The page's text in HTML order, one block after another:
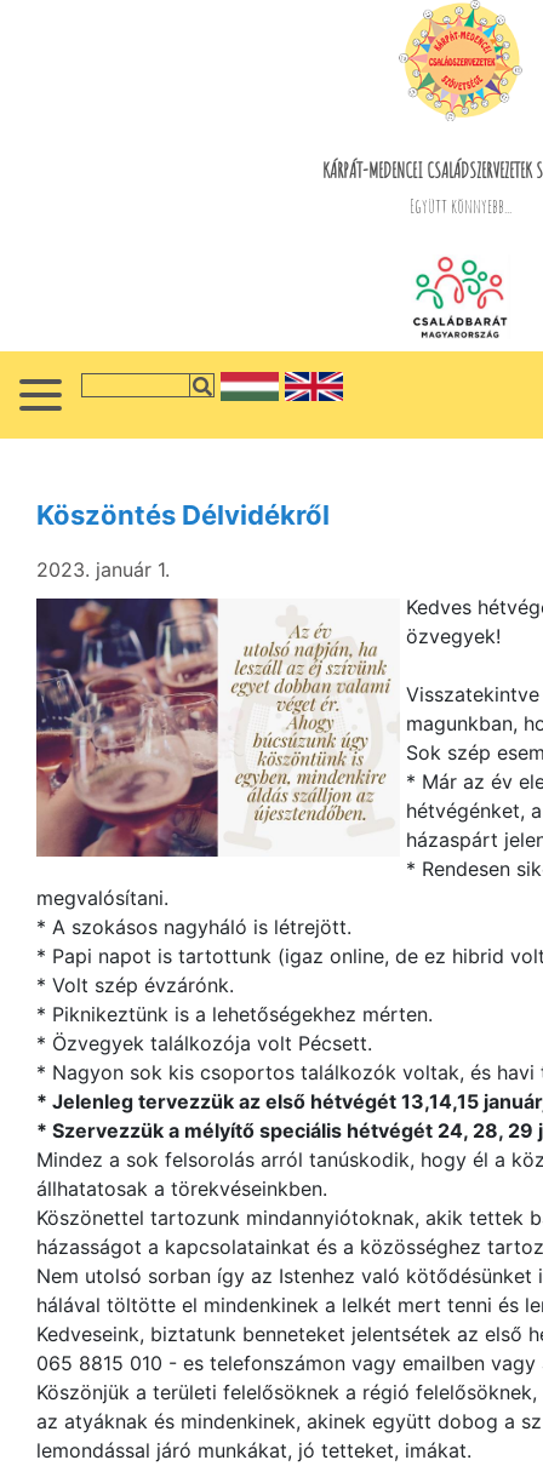
KÁRPÁT-MEDENCEI CSALÁDSZERVEZETEK
Együtt könnyebb...
Köszöntés Délvidékről
2023. január 1.
Kedves
özvegyek!
magunkban,
Sok szép
* Már az év
hétvégénket,
házaspárt
* Rendesen
megvalósítani.
* A szokásos nagyháló is létrejött.
* Papi napot is tartottunk (igaz online, de ez hibrid
* Volt szép évzárónk.
* Piknikeztünk is a lehetőségekhez mérten.
* Özvegyek találkozója volt Pécsett.
* Nagyon sok kis csoportos találkozók voltak, és havi
* Jelenleg tervezzük az első hétvégét 13,14,15
* Szervezzük a mélyítő speciális hétvégét 24, 28, 29
Mindez a sok felsorolás arról tanúskodik, hogy él a
állhatatosak a törekvéseinkben.
Köszönettel tartozunk mindannyiótoknak, akik tettek
házasságot a kapcsolatainkat és a közösséghez
Nem utolsó sorban így az Istenhez való kötődésünket
hálával töltötte el mindenkinek a lelkét mert tenni és
Kedveseink, biztatunk benneteket jelentsétek az első
065 8815 010 - es telefonszámon vagy emailben vagy
Köszönjük a területi felelősöknek a régió
az atyáknak és mindenkinek, akinek együtt dobog a
lemondással járó munkákat, jó tetteket, imákat.